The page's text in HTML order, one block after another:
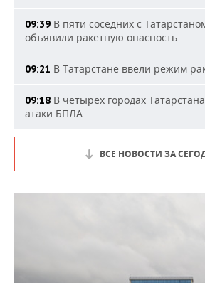
09:39 В пяти соседних с
объявили ракетную опасность
09:21 В Татарстане ввели режим
09:18 В четырех городах
атаки БПЛА
ВСЕ НОВОСТИ ЗА